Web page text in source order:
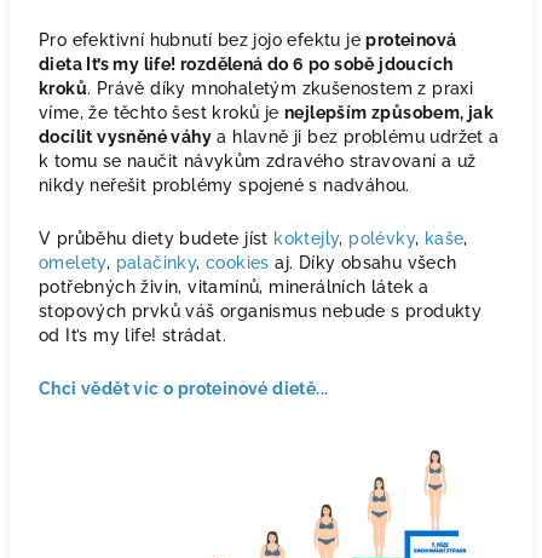
Pro efektivní hubnutí bez jojo efektu jeproteinová
dieta It’s my life! rozdělená do 6 po sobě jdoucích
kroků. Právě díky mnohaletým zkušenostem z praxi
víme, že těchto šest kroků je nejlepším způsobem, jak
docílit vysněné váhy a hlavně ji bez problému udržet a
k tomu se naučit návykům zdravého stravovaní a už
nikdy neřešit problémy spojené s nadváhou.
V průběhu diety budete jíst koktejly, polévky, kaše,
omelety, palačinky,cookies aj. Díky obsahu všech
potřebných živin, vitamínů, minerálních látek a
stopových prvků váš organismus nebude s produkty
od It’s my life! strádat.
Chci vědět víc o proteinové dietě...